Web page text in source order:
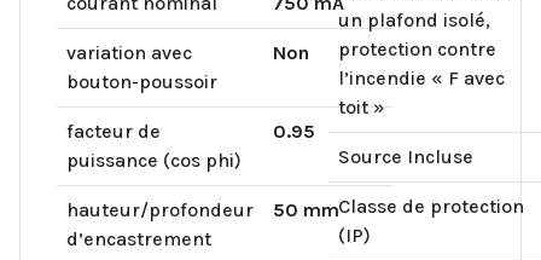
variation avec
bouton-poussoir
Non
facteur de
puissance (cos phi)
0.95
hauteur/profondeur
d’encastrement
50 mm
un plafond isolé,
protection contre
l’incendie « F avec
toit »
Source Incluse
Classe de protection
(IP)